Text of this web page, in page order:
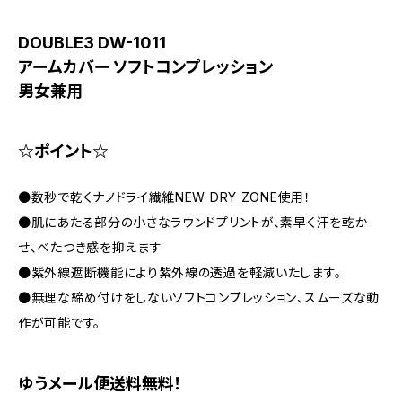
DOUBLE3 DW-1011
アームカバー ソフトコンプレッション
男女兼用
☆ポイント☆
●数秒で乾くナノドライ繊維NEW DRY ZONE使用！
●肌にあたる部分の小さなラウンドプリントが、素早く汗を乾か
せ、べたつき感を抑えます
●紫外線遮断機能により紫外線の透過を軽減いたします。
●無理な締め付けをしないソフトコンプレッション、スムーズな動
作が可能です。
ゆうメール便送料無料！